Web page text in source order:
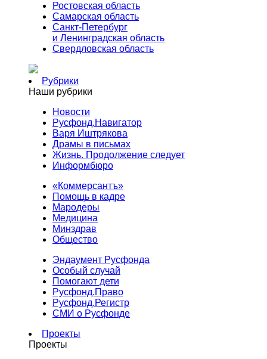
Ростовская область
Самарская область
Санкт-Петербург
и Ленинградская область
Свердловская область
Рубрики
Наши рубрики
Новости
Русфонд.Навигатор
Варя Иштрякова
Драмы в письмах
Жизнь. Продолжение следует
Информбюро
«Коммерсантъ»
Помощь в кадре
Мародеры
Медицина
Минздрав
Общество
Эндаумент Русфонда
Особый случай
Помогают дети
Русфонд.Право
Русфонд.Регистр
СМИ о Русфонде
Проекты
Проекты